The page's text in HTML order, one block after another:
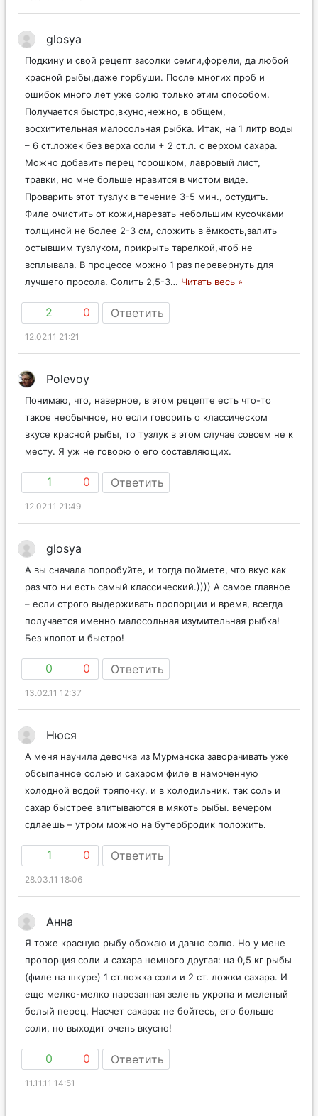
glosya
Подкину и свой рецепт засолки семги,форели, да любой
красной рыбы,даже горбуши. После многих проб и
ошибок много лет уже солю только этим способом.
Получается быстро,вкуно,нежно, в общем,
восхитительная малосольная рыбка. Итак, на 1 литр воды
– 6 ст.ложек без верха соли + 2 ст.л. с верхом сахара.
Можно добавить перец горошком, лавровый лист,
травки, но мне больше нравится в чистом виде.
Проварить этот тузлук в течение 3-5 мин., остудить.
Филе очистить от кожи,нарезать небольшим кусочками
толщиной не более 2-3 см, сложить в ёмкость,залить
остывшим тузлуком, прикрыть тарелкой,чтоб не
всплывала. В процессе можно 1 раз перевернуть для
лучшего просола. Солить 2,5-3… Читать весь »
2 0 Ответить
12.02.11 21:21
Polevoy
Понимаю, что, наверное, в этом рецепте есть что-то
такое необычное, но если говорить о классическом
вкусе красной рыбы, то тузлук в этом случае совсем не к
месту. Я уж не говорю о его составляющих.
1 0 Ответить
12.02.11 21:49
glosya
А вы сначала попробуйте, и тогда поймете, что вкус как
раз что ни есть самый классический.)))) А самое главное
– если строго выдерживать пропорции и время, всегда
получается именно малосольная изумительная рыбка!
Без хлопот и быстро!
0 0 Ответить
13.02.11 12:37
Нюся
А меня научила девочка из Мурманска заворачивать уже
обсыпанное солью и сахаром филе в намоченную
холодной водой тряпочку. и в холодильник. так соль и
сахар быстрее впитываются в мякоть рыбы. вечером
сдлаешь – утром можно на бутербродик положить.
1 0 Ответить
28.03.11 18:06
Анна
Я тоже красную рыбу обожаю и давно солю. Но у мене
пропорция соли и сахара немного другая: на 0,5 кг рыбы
(филе на шкуре) 1 ст.ложка соли и 2 ст. ложки сахара. И
еще мелко-мелко нарезанная зелень укропа и меленый
белый перец. Насчет сахара: не бойтесь, его больше
соли, но выходит очень вкусно!
0 0 Ответить
11.11.11 14:51